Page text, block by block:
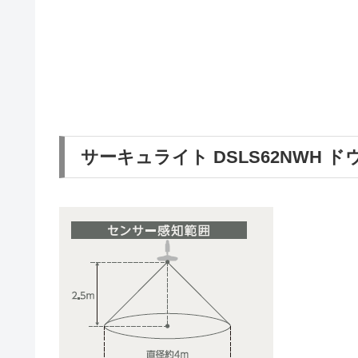
サーキュライト DSLS62NWH ド